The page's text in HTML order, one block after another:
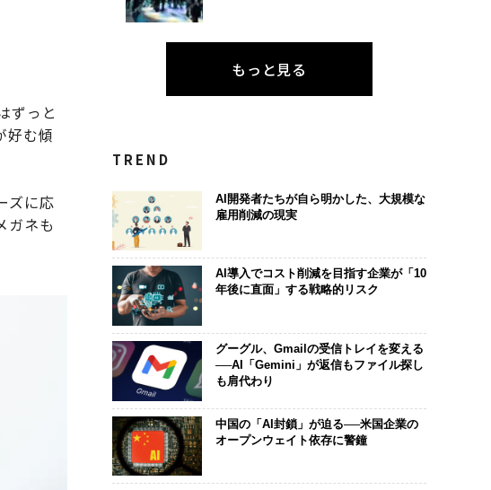
ずっと
好む傾
ズに応
ガネも
もっと見る
TREND
AI開発者たちが自ら明かした、大規模な
雇用削減の現実
AI導入でコスト削減を目指す企業が「10
年後に直面」する戦略的リスク
グーグル、Gmailの受信トレイを変える
──AI「Gemini」が返信もファイル探し
も肩代わり
中国の「AI封鎖」が迫る──米国企業の
オープンウェイト依存に警鐘